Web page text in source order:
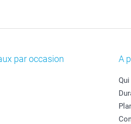
par occasion A